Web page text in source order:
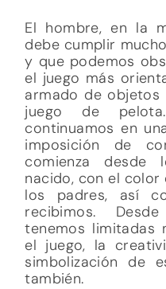
El hombre, en la
debe cumplir
y que podemos
el juego más
armado de objetos
juego de pelota.
continuamos en
imposición de
comienza
nacido, con el
los padres, así
recibimos.
tenemos limitadas
el juego, la
simbolización de
también.